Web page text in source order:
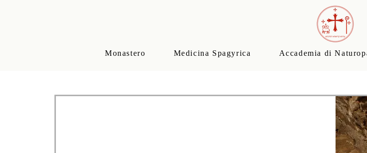
Monastero Medicina Spagyrica Accademia di